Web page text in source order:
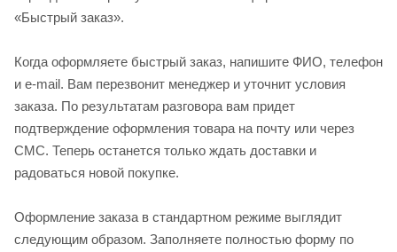
«Быстрый заказ».
Когда оформляете быстрый заказ, напишите ФИО, телефон
и e-mail. Вам перезвонит менеджер и уточнит условия
заказа. По результатам разговора вам придет
подтверждение оформления товара на почту или через
СМС. Теперь останется только ждать доставки и
радоваться новой покупке.
Оформление заказа в стандартном режиме выглядит
следующим образом. Заполняете полностью форму по